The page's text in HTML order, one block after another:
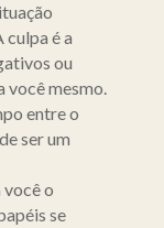
culpa é a
ou
você mesmo.
entre o
ser um
o
se